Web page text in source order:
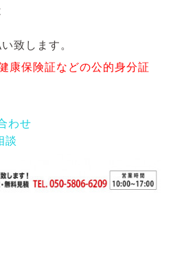
致します。
康保険証などの公的身分証
わせ
談